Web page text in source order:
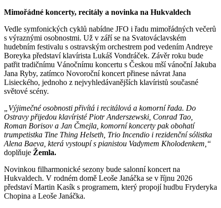
Mimořádné koncerty, recitály a novinka na Hukvaldech
Vedle symfonických cyklů nabídne JFO i řadu mimořádných večerů
s výraznými osobnostmi. Už v září se na Svatováclavském
hudebním festivalu s ostravským orchestrem pod vedením Andreye
Boreyka představí klavírista Lukáš Vondráček. Závěr roku bude
patřit tradičnímu Vánočnímu koncertu s Českou mší vánoční Jakuba
Jana Ryby, zatímco Novoroční koncert přinese návrat Jana
Lisieckého, jednoho z nejvyhledávanějších klavíristů současné
světové scény.
„Výjimečné osobnosti přivítá i recitálová a komorní řada. Do
Ostravy přijedou klavíristé Piotr Anderszewski, Conrad Tao,
Roman Borisov a Jan Čmejla, komorní koncerty pak obohatí
trumpetistka Tine Thing Helseth, Trio Incendio i rezidenční sólistka
Alena Baeva, která vystoupí s pianistou Vadymem Kholodenkem,“
doplňuje Žemla.
Novinkou filharmonické sezony bude salonní koncert na
Hukvaldech. V rodném domě Leoše Janáčka se v říjnu 2026
představí Martin Kasík s programem, který propojí hudbu Fryderyka
Chopina a Leoše Janáčka.